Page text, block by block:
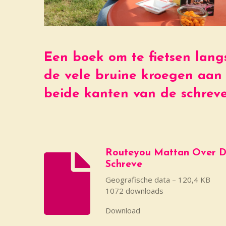
Een boek om te fietsen
de vele bruine kroegen aan
beide kanten van de
Routeyou Mattan Over
Schreve
Geografische data – 120,4 KB
1072 downloads
Download